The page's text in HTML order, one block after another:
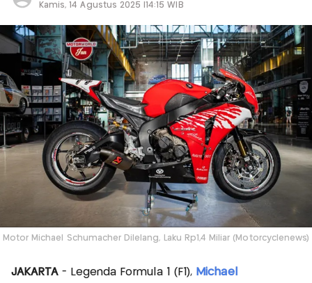
Kamis, 14 Agustus 2025 |14:15 WIB
Motor Michael Schumacher Dilelang, Laku Rp1,4 Miliar (Motorcyclenews)
JAKARTA- Legenda Formula 1 (F1), Michael